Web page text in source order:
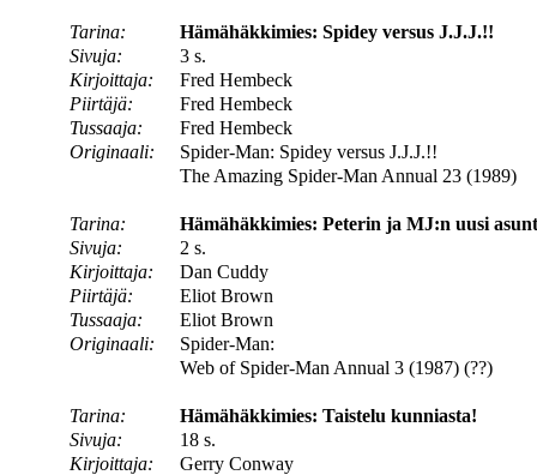
Tarina:
Hämähäkkimies: Spidey versus J.J.J.!!
Sivuja:
3 s.
Kirjoittaja:
Fred Hembeck
Piirtäjä:
Fred Hembeck
Tussaaja:
Fred Hembeck
Originaali:
Spider-Man: Spidey versus J.J.J.!!
The Amazing Spider-Man Annual 23 (1989)
Tarina:
Hämähäkkimies: Peterin ja MJ:n uusi
Sivuja:
2 s.
Kirjoittaja:
Dan Cuddy
Piirtäjä:
Eliot Brown
Tussaaja:
Eliot Brown
Originaali:
Spider-Man:
Web of Spider-Man Annual 3 (1987) (??)
Tarina:
Hämähäkkimies: Taistelu kunniasta!
Sivuja:
18 s.
Kirjoittaja:
Gerry Conway